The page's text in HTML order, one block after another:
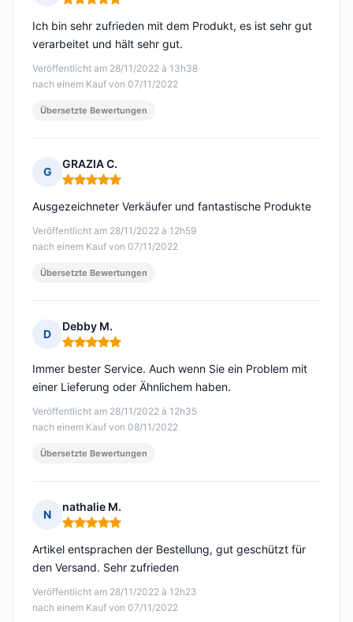
Hinweis: 5 von 5
Veröffentlicht am 28/11/2022 à 13h38
nach einem Kauf von 07/11/2022
Ich bin sehr zufrieden mit dem Produkt, es ist sehr gut
verarbeitet und hält sehr gut.
Übersetzte Bewertungen
G
GRAZIA C.
Hinweis: 5 von 5
Veröffentlicht am 28/11/2022 à 12h59
nach einem Kauf von 07/11/2022
Ausgezeichneter Verkäufer und fantastische Produkte
Übersetzte Bewertungen
D
Debby M.
Hinweis: 5 von 5
Veröffentlicht am 28/11/2022 à 12h35
nach einem Kauf von 08/11/2022
Immer bester Service. Auch wenn Sie ein Problem mit
einer Lieferung oder Ähnlichem haben.
Übersetzte Bewertungen
N
nathalie M.
Hinweis: 5 von 5
Veröffentlicht am 28/11/2022 à 12h23
nach einem Kauf von 07/11/2022
Artikel entsprachen der Bestellung, gut geschützt für
den Versand. Sehr zufrieden